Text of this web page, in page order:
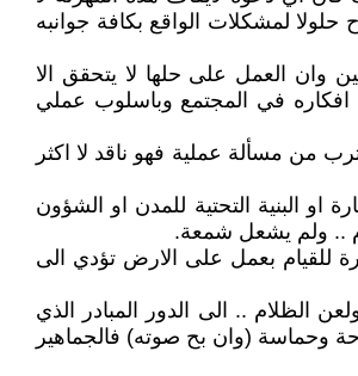
لمشكلات الواقع بكافة جوانبه
وان العمل على حلها لا يتحقق الا
افكاره في المجتمع وباسلوب عملي
من مسألة عملية فهو ناقد لا اكثر
او البنية التحتية للمدن او الشؤون
للقيام بعمل على الارض تؤدي الى
الظلام .. الى الدور المبادر الذي
وحماسة (وان بح صوته) فالجماهير